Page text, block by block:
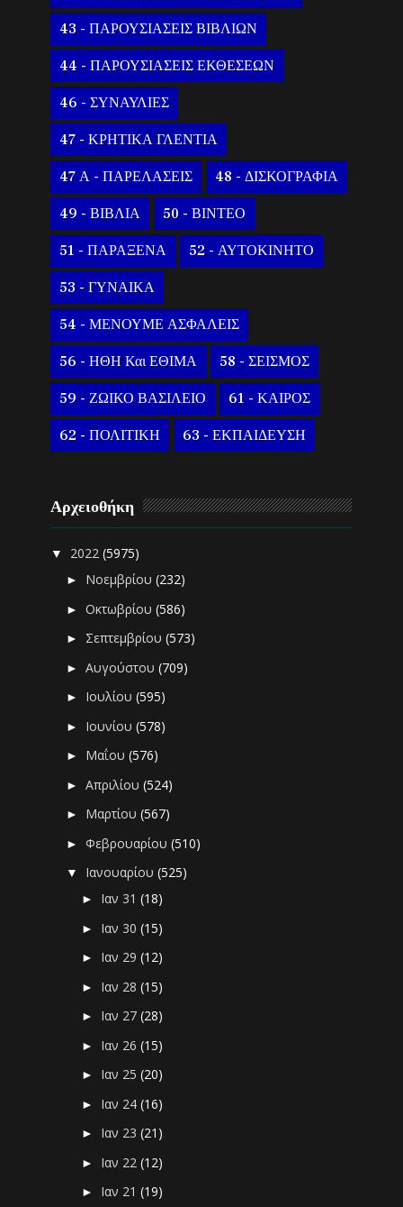
43 - ΠΑΡΟΥΣΙΑΣΕΙΣ ΒΙΒΛΙΩΝ
44 - ΠΑΡΟΥΣΙΑΣΕΙΣ ΕΚΘΕΣΕΩΝ
46 - ΣΥΝΑΥΛΙΕΣ
47 - ΚΡΗΤΙΚΑ ΓΛΕΝΤΙΑ
47 Α - ΠΑΡΕΛΑΣΕΙΣ 48 - ΔΙΣΚΟΓΡΑΦΙΑ
49 - ΒΙΒΛΙΑ 50 - ΒΙΝΤΕΟ
51 - ΠΑΡΑΞΕΝΑ 52 - ΑΥΤΟΚΙΝΗΤΟ
53 - ΓΥΝΑΙΚΑ
54 - ΜΕΝΟΥΜΕ ΑΣΦΑΛΕΙΣ
56 - ΗΘΗ Και ΕΘΙΜΑ 58 - ΣΕΙΣΜΟΣ
59 - ΖΩΙΚΟ ΒΑΣΙΛΕΙΟ 61 - ΚΑΙΡΟΣ
62 - ΠΟΛΙΤΙΚΗ 63 - ΕΚΠΑΙΔΕΥΣΗ
Αρχειοθήκη
▼ 2022(5975)
► Νοεμβρίου(232)
►Οκτωβρίου(586)
► Σεπτεμβρίου(573)
►Αυγούστου(709)
► Ιουλίου(595)
► Ιουνίου(578)
► Μαΐου(576)
►Απριλίου(524)
► Μαρτίου(567)
►Φεβρουαρίου(510)
▼ Ιανουαρίου(525)
► Ιαν 31(18)
► Ιαν 30(15)
► Ιαν 29(12)
► Ιαν 28(15)
► Ιαν 27(28)
► Ιαν 26(15)
► Ιαν 25(20)
► Ιαν 24(16)
► Ιαν 23(21)
► Ιαν 22(12)
► Ιαν 21(19)